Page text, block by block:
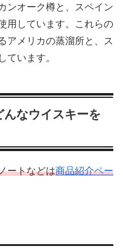
ンオーク樽と、スペイン
用しています。これらの
アメリカの蒸溜所と、ス
ています。
んなウイスキーを
ートなどは商品紹介ペー